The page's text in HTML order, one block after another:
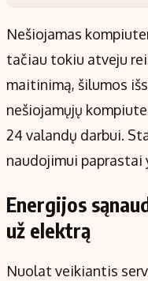
Nešiojamas
tačiau tokiu atveju
maitinimą, šilumos
nešiojamųjų
24 valandų darbui.
naudojimui paprastai
Energijos
už elektrą
Nuolat veikiantis